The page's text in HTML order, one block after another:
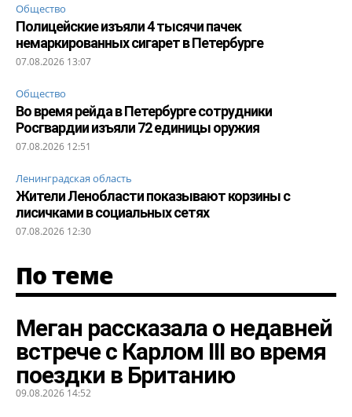
Общество
Полицейские изъяли 4 тысячи пачек
немаркированных сигарет в Петербурге
07.08.2026 13:07
Общество
Во время рейда в Петербурге сотрудники
Росгвардии изъяли 72 единицы оружия
07.08.2026 12:51
Ленинградская область
Жители Ленобласти показывают корзины с
лисичками в социальных сетях
07.08.2026 12:30
По теме
Меган рассказала о недавней
встрече с Карлом III во время
поездки в Британию
09.08.2026 14:52